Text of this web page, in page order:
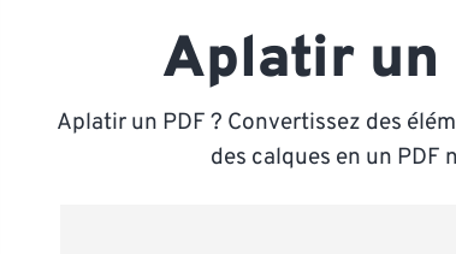
Aplatir un
Aplatir un PDF ? Convertissez des
des calques en un PDF